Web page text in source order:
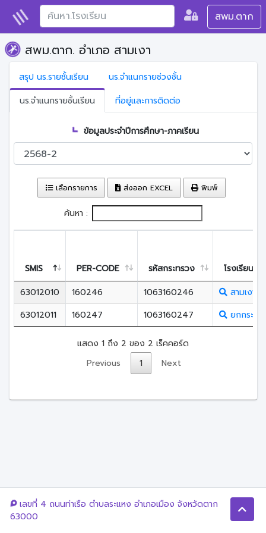
สพม.ตาก
สพม.ตาก. อำเภอ สามเงา
สรุป นร.รายชั้นเรียน
นร.จำแนกรายช่วงชั้น
นร.จำแนกรายชั้นเรียน
ที่อยู่และการติดต่อ
ข้อมูลประจำปีการศึกษา-ภาคเรียน
เลือกรายการ ส่งออก EXCEL พิมพ์
ค้นหา :
SMIS PER-CODE รหัสกระทรวง
โรงเรียน
63012010
160246 1063160246
สามเงาวิ
63012011
160247 1063160247 ยกกระบั
แสดง 1 ถึง 2 ของ 2 เร็คคอร์ด
Previous
1 Next
เลขที่ 4 ถนนท่าเรือ ตำบลระแหง อำเภอเมือง จังหวัดตาก
63000